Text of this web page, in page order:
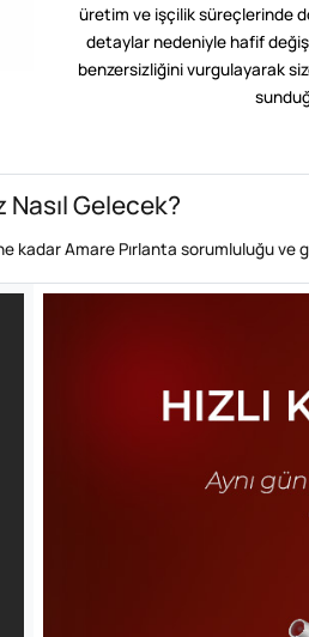
üretim ve işçilik süreçlerinde
detaylar nedeniyle hafif
benzersizliğini vurgulayarak
Gelecek?
kadar Amare Pırlanta sorumluluğu ve